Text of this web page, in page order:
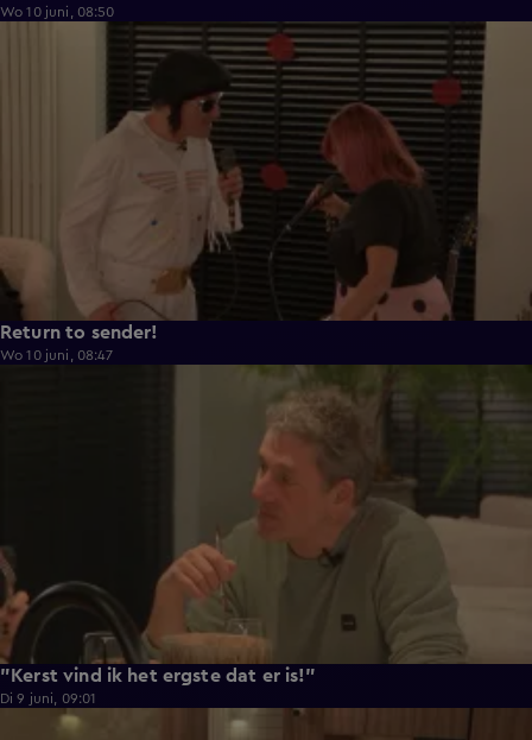
Wo 10 juni, 08:50
Return to sender!
Wo 10 juni, 08:47
"Kerst vind ik het ergste dat er is!"
Di 9 juni, 09:01